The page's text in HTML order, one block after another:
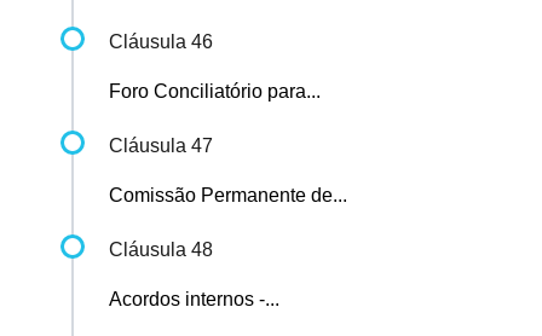
Cláusula 46
Foro Conciliatório para...
Cláusula 47
Comissão Permanente de...
Cláusula 48
Acordos internos -...